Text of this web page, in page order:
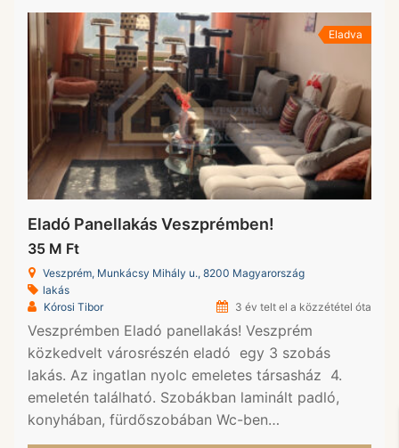
Eladva
Eladó Panellakás Veszprémben!
35 M Ft
Veszprém, Munkácsy Mihály u., 8200 Magyarország
lakás
Kórosi Tibor
3 év telt el a közzététel óta
Veszprémben Eladó panellakás! Veszprém
közkedvelt városrészén eladó egy 3 szobás
lakás. Az ingatlan nyolc emeletes társasház 4.
emeletén található. Szobákban laminált padló,
konyhában, fürdőszobában Wc-ben…